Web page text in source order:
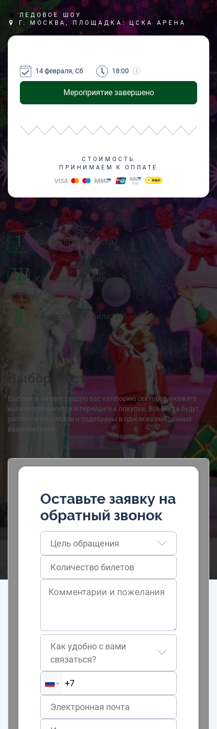
ЛЕДОВОЕ ШОУ
Г. МОСКВА, ПЛОЩАДКА: ЦСКА АРЕНА
Мероприятие завершено
14 февраля, Сб 18:00
СТОИМОСТЬ
ПРИНИМАЕМ К ОПЛАТЕ
1 Как выбрать места?
2 Как оплатить билеты?
3 Как получить билеты?
Выбор мест
Выберите интересующую вас категорию секторов, укажите
количество билетов и перейдите к покупке. Все места будут
расположены рядом и подобраны в одном из выбранных
вами секторов.
Оставьте заявку на
обратный звонок
Цель обращения
Как удобно с вами
связаться?